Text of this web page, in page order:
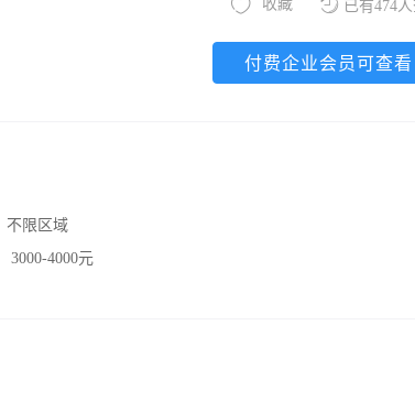
已有474
收藏
付费企业会员可查看
不限区域
3000-4000元